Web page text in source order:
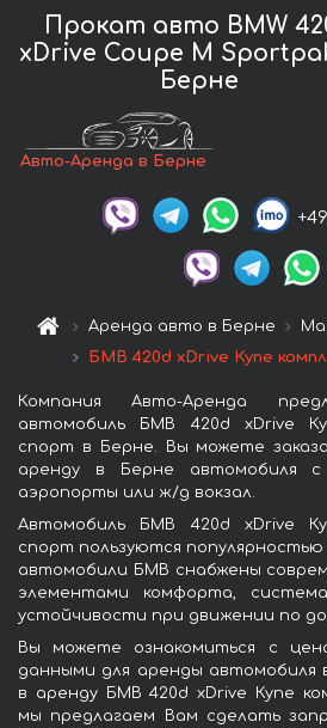
Прокат авто BMW
xDrive Coupe M
Берне
Авто-Аренда в Берне
Аренда авто в Берне
БМВ 420d xDrive Купе
Компания Авто-Аренда
автомобиль БМВ 420d xDrive
спорт в Берне. Вы можете
аренду в Берне автомобиля
аэропорты или ж/д вокзал.
Автомобиль БМВ 420d xDrive
спорт пользуются
автомобили БМВ снабжены
элементами комфорта,
устойчивости при движении по
Вы можете ознакомиться с
данными для аренды автомобиля
в аренду БМВ 420d xDrive Купе
мы предлагаем Вам сделать